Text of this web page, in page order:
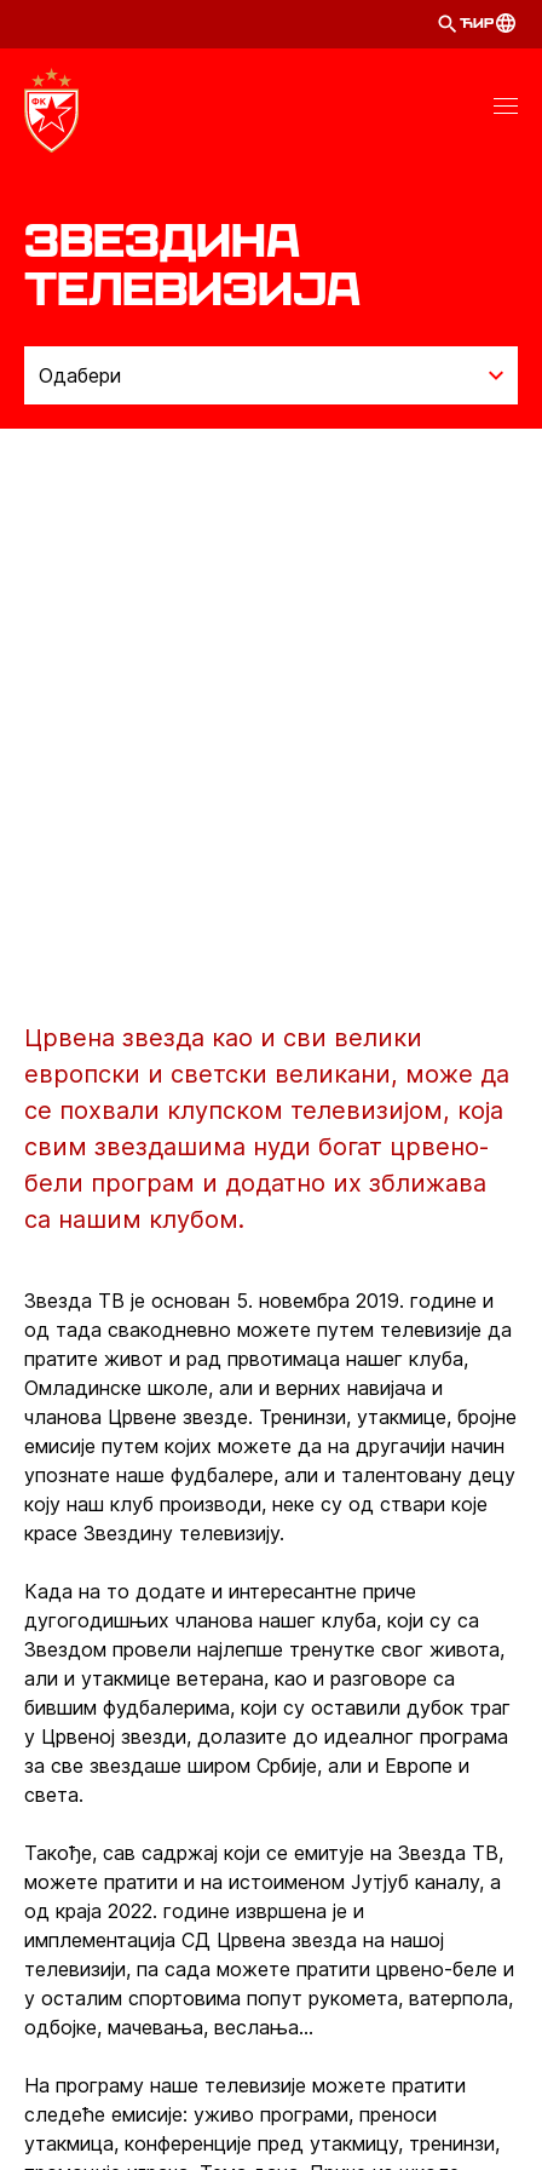
ЋИР
Звездина
телевизија
Одабери
МЕНАЏМЕНТ
Црвена звезда као и сви велики
европски и светски великани, може да
се похвали клупском телевизијом, која
свим звездашима нуди богат црвено-
бели програм и додатно их зближава
са нашим клубом.
Звезда ТВ је основан 5. новембра 2019. године и
од тада свакодневно можете путем телевизије да
пратите живот и рад првотимаца нашег клуба,
Омладинске школе, али и верних навијача и
чланова Црвене звезде. Тренинзи, утакмице, бројне
емисије путем којих можете да на другачији начин
упознате наше фудбалере, али и талентовану децу
коју наш клуб производи, неке су од ствари које
красе Звездину телевизију.
Када на то додате и интересантне приче
дугогодишњих чланова нашег клуба, који су са
Звездом провели најлепше тренутке свог живота,
али и утакмице ветерана, као и разговоре са
бившим фудбалерима, који су оставили дубок траг
у Црвеној звезди, долазите до идеалног програма
за све звездаше широм Србије, али и Европе и
света.
Такође, сав садржај који се емитује на Звезда ТВ,
можете пратити и на истоименом Јутјуб каналу, а
од краја 2022. године извршена је и
имплементација СД Црвена звезда на нашој
телевизији, па сада можете пратити црвено-беле и
у осталим спортовима попут рукомета, ватерпола,
одбојке, мачевања, веслања...
На програму наше телевизије можете пратити
следеће емисије: уживо програми, преноси
утакмица, конференције пред утакмицу, тренинзи,